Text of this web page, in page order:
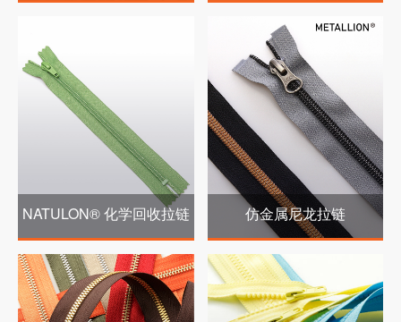
NATULON® 化学回收拉链 仿金属尼龙拉链